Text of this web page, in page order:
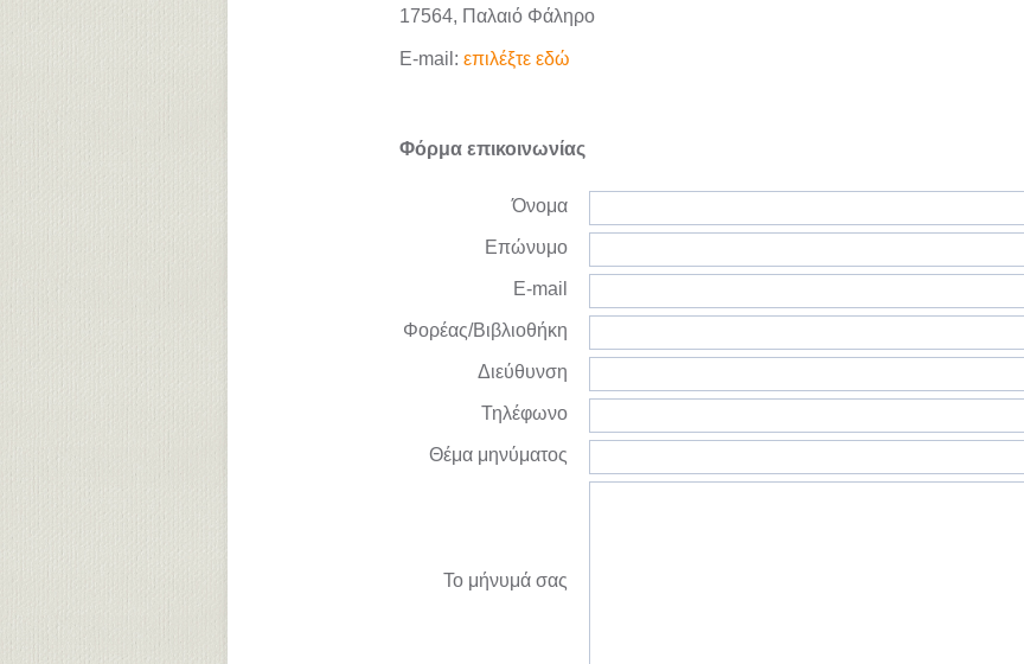
17564, Παλαιό Φάληρο
E-mail: επιλέξτε εδώ
Φόρμα επικοινωνίας
Όνομα
Επώνυμο
E-mail
Φορέας/Βιβλιοθήκη
Διεύθυνση
Τηλέφωνο
Θέμα μηνύματος
Το μήνυμά σας